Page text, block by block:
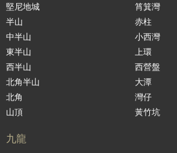
堅尼地城
半山
中半山
東半山
西半山
北角半山
北角
山頂
筲箕灣
赤柱
小西灣
上環
西營盤
大潭
灣仔
黃竹坑
九龍